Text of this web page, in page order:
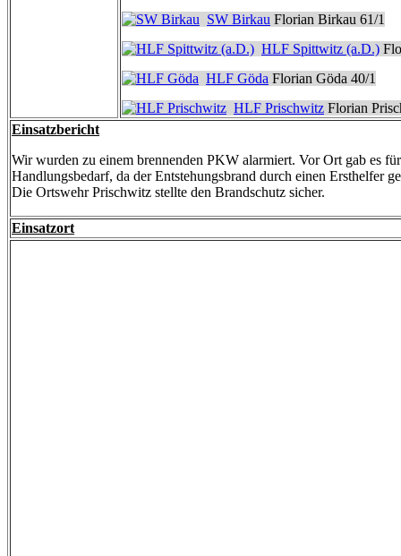
SW Birkau Florian Birkau 61/1
HLF Spittwitz (a.D.)
HLF Göda Florian Göda 40/1
HLF Prischwitz Florian
Einsatzbericht
Wir wurden zu einem brennenden PKW alarmiert. Vor Ort gab es
Handlungsbedarf, da der Entstehungsbrand durch einen Ersthelfer
Die Ortswehr Prischwitz stellte den Brandschutz sicher.
Einsatzort